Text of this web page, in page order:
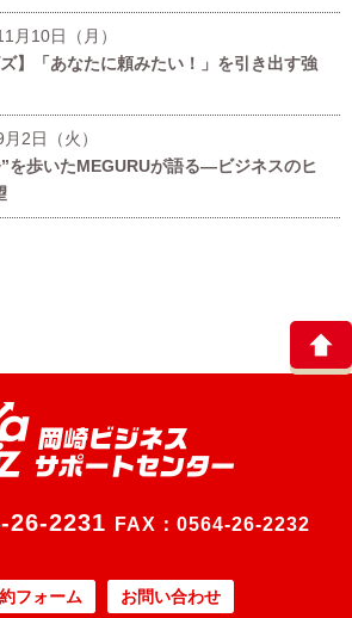
月10日（月）
ズ】「あなたに頼みたい！」を引き出す強
2日（火）
を歩いたMEGURUが語る—ビジネスのヒ
26-2231 FAX：0564-26-2232
フォーム お問い合わせ